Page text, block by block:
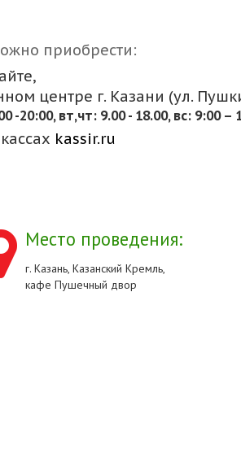
приобрести:
центре г. Казани (ул.
-20:00, вт,чт: 9.00 - 18.00, вс: 9:00 –
kassir.ru
Место проведения:
г. Казань, Казанский Кремль,
кафе Пушечный двор